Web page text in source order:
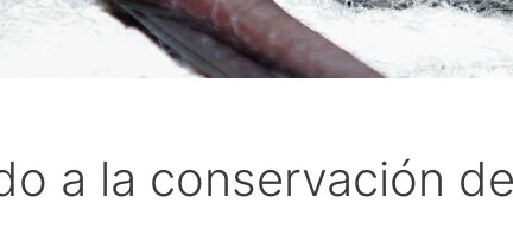
a la conservación